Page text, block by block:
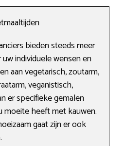
bieden steeds meer
individuele wensen en
aan vegetarisch, zoutarm,
veganistisch,
er specifieke gemalen
moeite heeft met kauwen.
gaat zijn er ook